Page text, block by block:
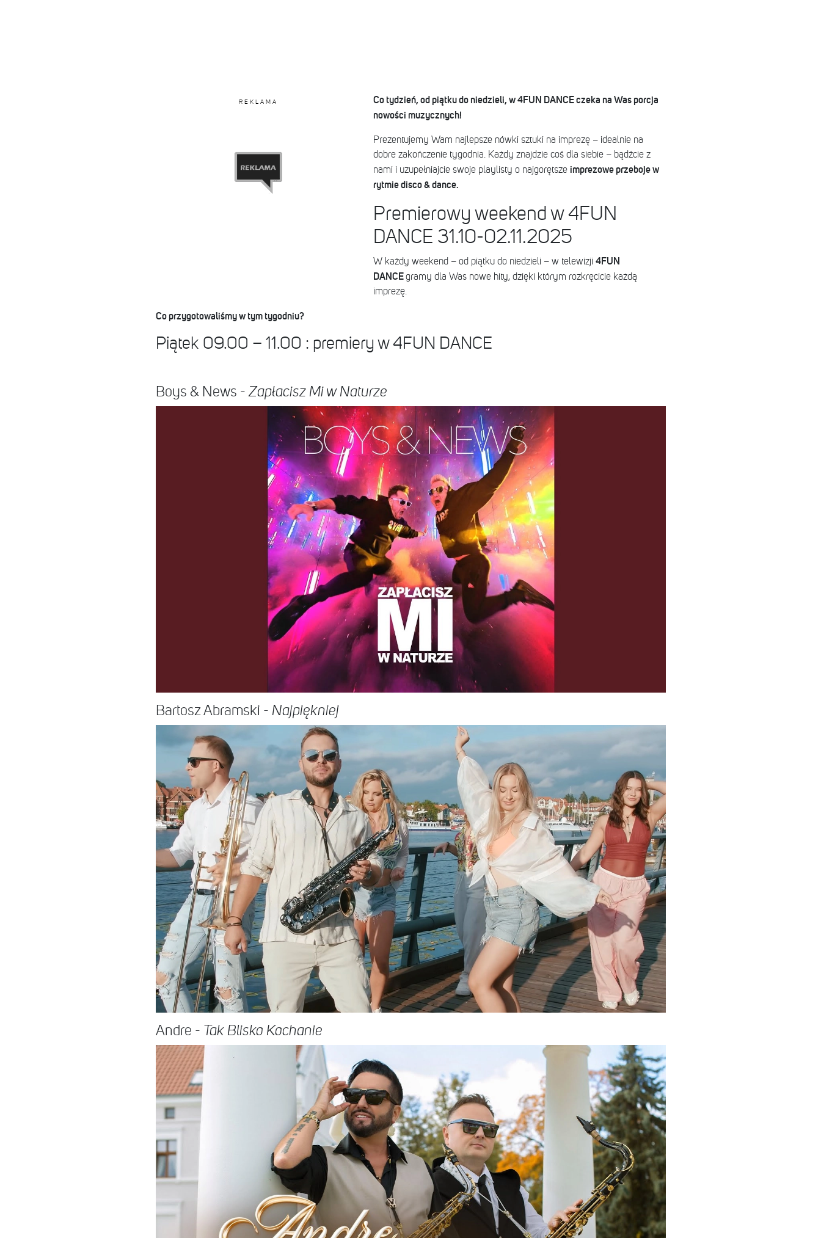
REKLAMA
Co tydzień, od piątku do niedzieli, w 4FUN DANCE czeka na Was porcja
nowości muzycznych!
Prezentujemy Wam najlepsze nówki sztuki na imprezę – idealnie na
dobre zakończenie tygodnia. Każdy znajdzie coś dla siebie – bądźcie z
nami i uzupełniajcie swoje playlisty o najgorętsze imprezowe przeboje w
rytmie disco & dance.
Premierowy weekend w 4FUN
DANCE 31.10-02.11.2025
W każdy weekend – od piątku do niedzieli – w telewizji 4FUN
DANCEgramy dla Was nowe hity, dzięki którym rozkręcicie każdą
imprezę.
Co przygotowaliśmy w tym tygodniu?
Piątek 09.00 – 11.00 : premiery w 4FUN DANCE
Boys & News - Zapłacisz Mi w Naturze
Bartosz Abramski - Najpiękniej
Andre - Tak Blisko Kochanie